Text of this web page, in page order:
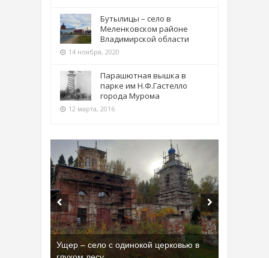
Бутылицы – село в
Меленковском районе
Владимирской области
14 ноября, 2020
Парашютная вышка в
парке им Н.Ф.Гастелло
города Мурома
12 марта, 2016
Ущер – село с одинокой церковью в